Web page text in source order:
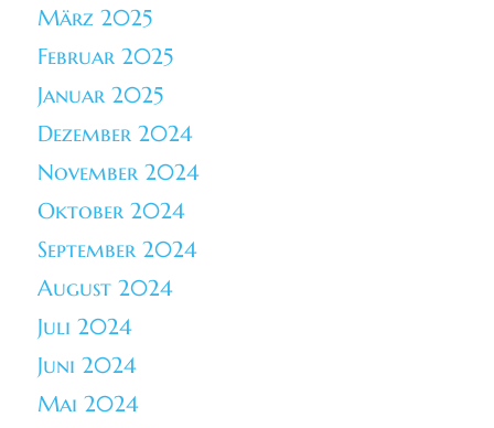
März 2025
Februar 2025
Januar 2025
Dezember 2024
November 2024
Oktober 2024
September 2024
August 2024
Juli 2024
Juni 2024
Mai 2024